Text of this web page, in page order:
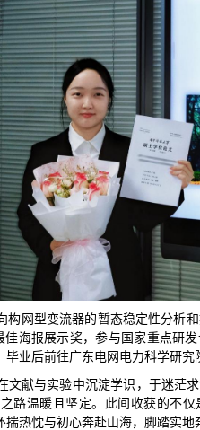
构网型变流器的暂态稳定性分析
佳海报展示奖，参与国家重点研
毕业后前往广东电网电力科学研究
文献与实验中沉淀学识，于迷茫
路温暖且坚定。此间收获的不
热忱与初心奔赴山海，脚踏实